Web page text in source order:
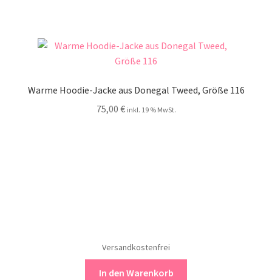
Warme Hoodie-Jacke aus Donegal Tweed, Größe 116
75,00 € inkl. 19 % MwSt.
Versandkostenfrei
In den Warenkorb